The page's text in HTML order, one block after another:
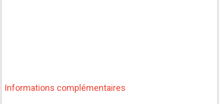
Informations complémentaires